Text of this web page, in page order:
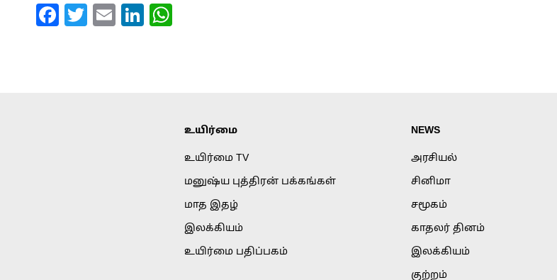
Facebook
Twitter
EmailLinkedIn
உயிர்மை
உயிர்மை TV
மனுஷ்ய புத்திரன் பக்கங்கள்
மாத இதழ்
இலக்கியம்
உயிர்மை பதிப்பகம்
NEWS
அரசியல்
சினிமா
சமூகம்
காதலர் தினம்
இலக்கியம்
குற்றம்